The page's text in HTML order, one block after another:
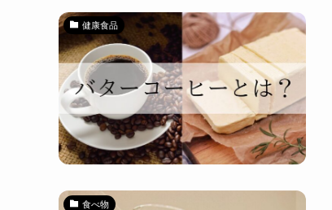
健康食品
食べ物